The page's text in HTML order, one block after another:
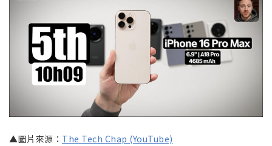
▲圖片來源： The Tech Chap (YouTube)